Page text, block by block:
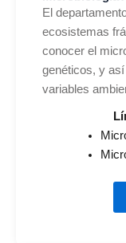
El
ecosistemas
conocer el
genéticos, y
variables